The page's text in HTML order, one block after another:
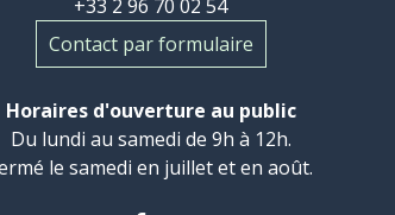
Contact par formulaire
Du lundi au samedi de 9h à 12h.
Fermé le samedi en juillet et en août.